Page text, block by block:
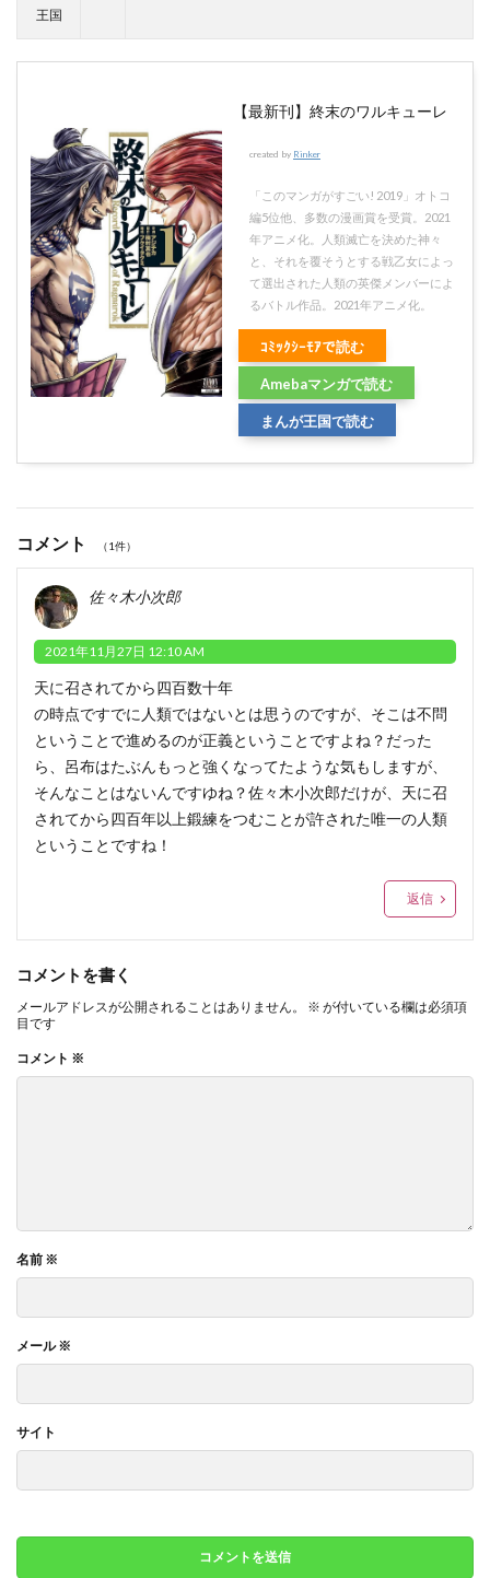
王国
【最新刊】終末のワルキューレ
created by Rinker
「このマンガがすごい! 2019」オトコ
編5位他、多数の漫画賞を受賞。2021
年アニメ化。人類滅亡を決めた神々
と、それを覆そうとする戦乙女によっ
て選出された人類の英傑メンバーによ
るバトル作品。2021年アニメ化。
ｺﾐｯｸｼｰﾓｱで読む
Amebaマンガで読む
まんが王国で読む
コメント （1件）
佐々木小次郎
2021年11月27日 12:10 AM
天に召されてから四百数十年
の時点ですでに人類ではないとは思うのですが、そこは不問
ということで進めるのが正義ということですよね？だった
ら、呂布はたぶんもっと強くなってたような気もしますが、
そんなことはないんですゆね？佐々木小次郎だけが、天に召
されてから四百年以上鍛練をつむことが許された唯一の人類
ということですね！
返信
コメントを書く
メールアドレスが公開されることはありません。 ※ が付いている欄は必須項
目です
コメント ※
名前 ※
メール※
サイト